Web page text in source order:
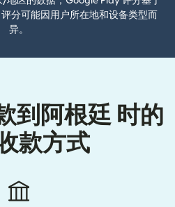
分可能因用户所在地和设备类型而
异。
到阿根廷 时的
款方式